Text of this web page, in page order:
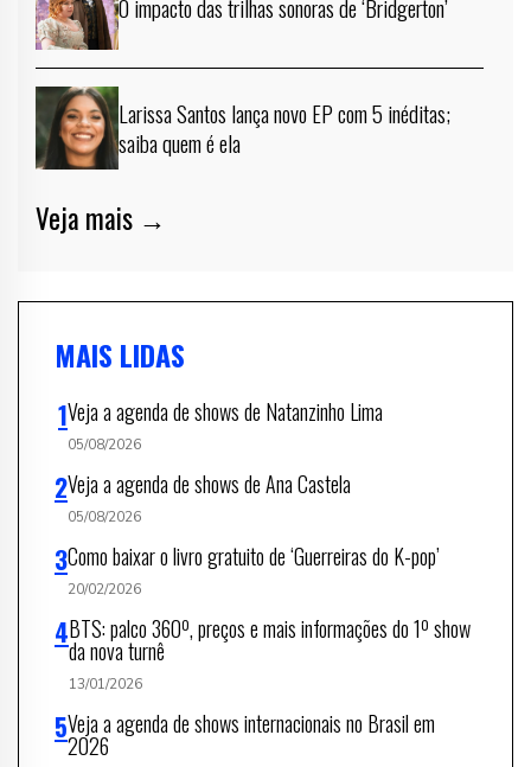
O impacto das trilhas sonoras de ‘Bridgerton’
Larissa Santos lança novo EP com 5 inéditas;
saiba quem é ela
Veja mais →
MAIS LIDAS
Veja a agenda de shows de Natanzinho Lima
05/08/2026
Veja a agenda de shows de Ana Castela
05/08/2026
Como baixar o livro gratuito de ‘Guerreiras do K-pop’
20/02/2026
BTS: palco 360º, preços e mais informações do 1º show
da nova turnê
13/01/2026
Veja a agenda de shows internacionais no Brasil em
2026